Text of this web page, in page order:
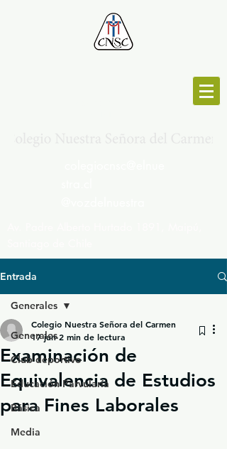
Entrada
Generales
Club deportivo
Educación Parvularía
Básica
Media
Generales
Examinación de
Equivalencia de Estudios
para Fines Laborales
Colegio Nuestra Señora del Carmen
17 jun 2 min de lectura